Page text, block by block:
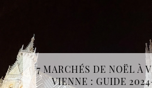
7 MARCHÉS DE NOËL À
VIENNE : GUIDE